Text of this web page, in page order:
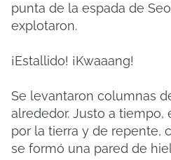
punta de la espada de
explotaron.
¡Estallido! ¡Kwaaang!
Se levantaron columnas
alrededor. Justo a tiempo,
por la tierra y de repente,
se formó una pared de